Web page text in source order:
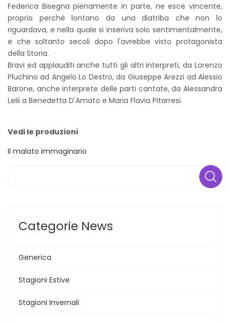
Federica Bisegna pienamente in parte, ne esce vincente,
proprio perchè lontano da una diatriba che non lo
riguardava, e nella quale si inseriva solo sentimentalmente,
e che soltanto secoli dopo l'avrebbe visto protagonista
della Storia.
Bravi ed applauditi anche tutti gli altri interpreti, da Lorenzo
Pluchino ad Angelo Lo Destro, da Giuseppe Arezzi ad Alessio
Barone, anche interprete delle parti cantate, da Alessandra
Lelii a Benedetta D'Amato e Maria Flavia Pitarresi.
Vedi le produzioni
Il malato immaginario
Categorie News
Generica
Stagioni Estive
Stagioni Invernali